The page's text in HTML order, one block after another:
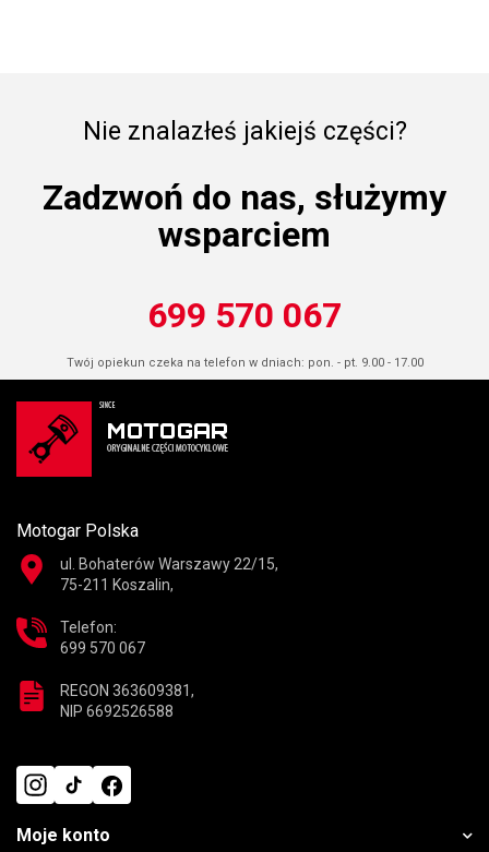
Nie znalazłeś jakiejś części?
Zadzwoń do nas, służymy
wsparciem
699 570 067
Twój opiekun czeka na telefon w dniach: pon. - pt. 9.00 - 17.00
Motogar Polska
ul. Bohaterów Warszawy 22/15,
75-211 Koszalin,
Telefon:
699 570 067
REGON 363609381,
NIP 6692526588
Moje konto